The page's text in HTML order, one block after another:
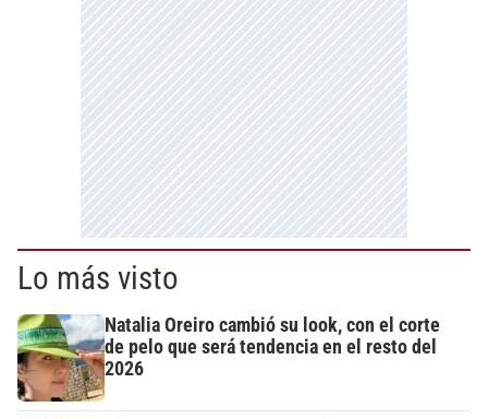
Lo más visto
Natalia Oreiro cambió su look, con el corte
de pelo que será tendencia en el resto del
2026